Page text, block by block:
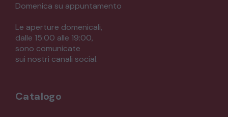
Domenica su appuntamento
Le aperture domenicali,
dalle 15:00 alle 19:00,
sono comunicate
sui nostri canali social.
Catalogo